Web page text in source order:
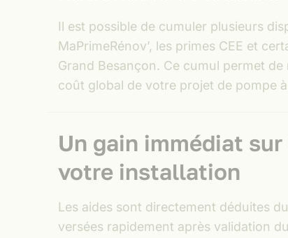
Il est possible de cumuler plusieurs
MaPrimeRénov’, les primes CEE et
Grand Besançon. Ce cumul permet
coût global de votre projet de pompe
Un gain immédiat
votre installation
Les aides sont directement déduites
versées rapidement après validation